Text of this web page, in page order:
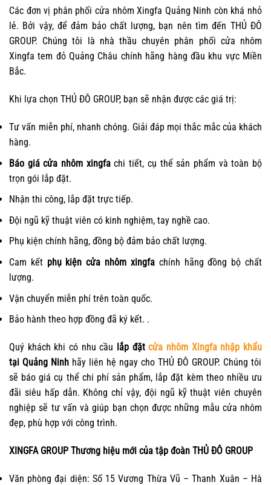
Các đơn vị phân phối cửa nhôm Xingfa Quảng Ninh còn khá nhỏ
lẻ. Bởi vậy, để đảm bảo chất lượng, bạn nên tìm đến THỦ ĐÔ
GROUP. Chúng tôi là nhà thầu chuyên phân phối cửa nhôm
Xingfa tem đỏ Quảng Châu chính hãng hàng đầu khu vực Miền
Bắc.
Khi lựa chọn THỦ ĐÔ GROUP, bạn sẽ nhận được các giá trị:
Tư vấn miễn phí, nhanh chóng. Giải đáp mọi thắc mắc của khách
hàng.
Báo giá cửa nhôm xingfachi tiết, cụ thể sản phẩm và toàn bộ
trọn gói lắp đặt.
Nhận thi công, lắp đặt trực tiếp.
Đội ngũ kỹ thuật viên có kinh nghiệm, tay nghề cao.
Phụ kiện chính hãng, đồng bộ đảm bảo chất lượng.
Cam kết phụ kiện cửa nhôm xingfachính hãng đồng bộ chất
lượng.
Vận chuyển miễn phí trên toàn quốc.
Bảo hành theo hợp đồng đã ký kết. .
Quý khách khi có nhu cầu lắp đặtcửa nhôm Xingfa nhập khẩu
tại Quảng Ninh hãy liên hệ ngay cho THỦ ĐÔ GROUP. Chúng tôi
sẽ báo giá cụ thể chi phí sản phẩm, lắp đặt kèm theo nhiều ưu
đãi siêu hấp dẫn. Không chỉ vậy, đội ngũ kỹ thuật viên chuyên
nghiệp sẽ tư vấn và giúp bạn chọn được những mẫu cửa nhôm
đẹp, phù hợp với công trình.
XINGFA GROUP Thương hiệu mới của tập đoàn THỦ ĐÔ GROUP
Văn phòng đại diện: Số 15 Vương Thừa Vũ – Thanh Xuân – Hà